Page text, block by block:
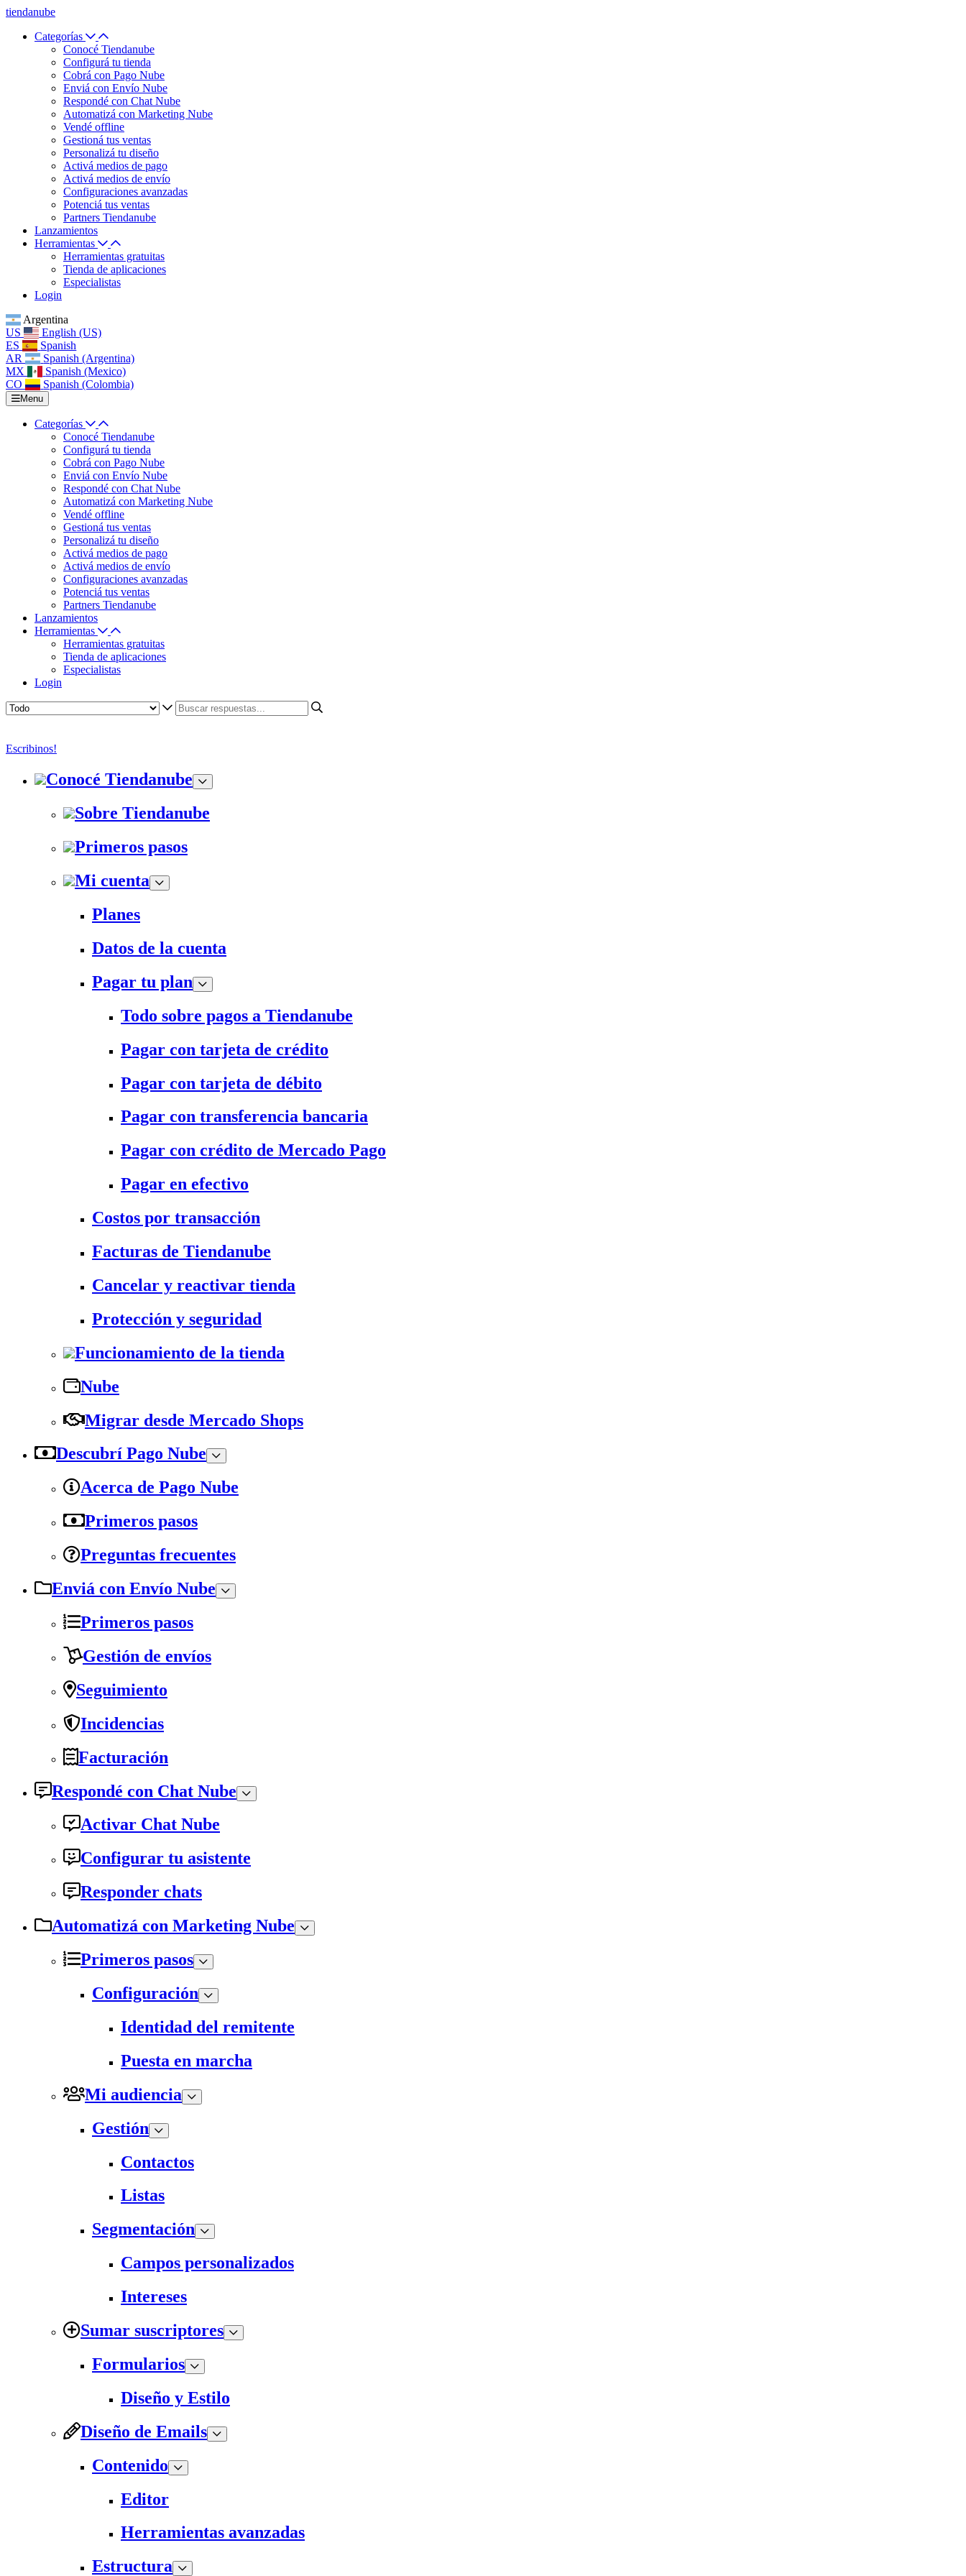
tiendanube
Categorías
Conocé Tiendanube
Configurá tu tienda
Cobrá con Pago Nube
Enviá con Envío Nube
Respondé con Chat Nube
Automatizá con Marketing Nube
Vendé offline
Gestioná tus ventas
Personalizá tu diseño
Activá medios de pago
Activá medios de envío
Configuraciones avanzadas
Potenciá tus ventas
Partners Tiendanube
Lanzamientos
Herramientas
Herramientas gratuitas
Tienda de aplicaciones
Especialistas
Login
Argentina
US
English (US)
ES
Spanish
AR
Spanish (Argentina)
MX
Spanish (Mexico)
CO
Spanish (Colombia)
Menu
Categorías
Conocé Tiendanube
Configurá tu tienda
Cobrá con Pago Nube
Enviá con Envío Nube
Respondé con Chat Nube
Automatizá con Marketing Nube
Vendé offline
Gestioná tus ventas
Personalizá tu diseño
Activá medios de pago
Activá medios de envío
Configuraciones avanzadas
Potenciá tus ventas
Partners Tiendanube
Lanzamientos
Herramientas
Herramientas gratuitas
Tienda de aplicaciones
Especialistas
Login
Escribinos!
Conocé Tiendanube
Sobre Tiendanube
Primeros pasos
Mi cuenta
Planes
Datos de la cuenta
Pagar tu plan
Todo sobre pagos a Tiendanube
Pagar con tarjeta de crédito
Pagar con tarjeta de débito
Pagar con transferencia bancaria
Pagar con crédito de Mercado Pago
Pagar en efectivo
Costos por transacción
Facturas de Tiendanube
Cancelar y reactivar tienda
Protección y seguridad
Funcionamiento de la tienda
Nube
Migrar desde Mercado Shops
Descubrí Pago Nube
Acerca de Pago Nube
Primeros pasos
Preguntas frecuentes
Enviá con Envío Nube
Primeros pasos
Gestión de envíos
Seguimiento
Incidencias
Facturación
Respondé con Chat Nube
Activar Chat Nube
Configurar tu asistente
Responder chats
Automatizá con Marketing Nube
Primeros pasos
Configuración
Identidad del remitente
Puesta en marcha
Mi audiencia
Gestión
Contactos
Listas
Segmentación
Campos personalizados
Intereses
Sumar suscriptores
Formularios
Diseño y Estilo
Diseño de Emails
Contenido
Editor
Herramientas avanzadas
Estructura